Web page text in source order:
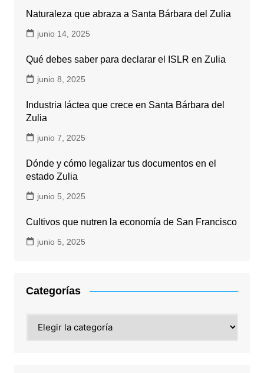
Naturaleza que abraza a Santa Bárbara del Zulia
junio 14, 2025
Qué debes saber para declarar el ISLR en Zulia
junio 8, 2025
Industria láctea que crece en Santa Bárbara del
Zulia
junio 7, 2025
Dónde y cómo legalizar tus documentos en el
estado Zulia
junio 5, 2025
Cultivos que nutren la economía de San Francisco
junio 5, 2025
Categorías